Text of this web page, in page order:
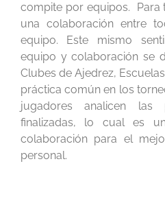
compite por equipos. Para
una colaboración entre
equipo. Este mismo
equipo y colaboración se
Clubes de Ajedrez,
práctica común en los
jugadores analicen las
finalizadas, lo cual es
colaboración para el
personal.